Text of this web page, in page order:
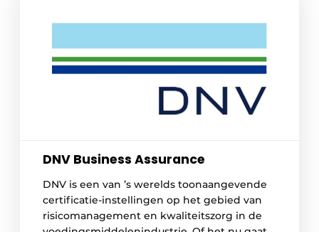
DNV Business Assurance
DNV is een van ’s werelds toonaangevende
certificatie-instellingen op het gebied van
risicomanagement en kwaliteitszorg in de